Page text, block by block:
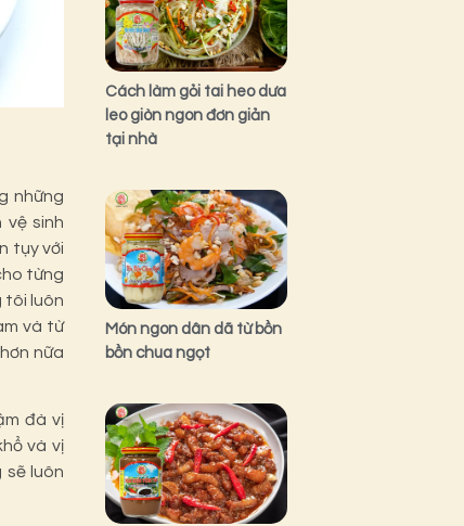
những
sinh
tụy với
từng
tôi luôn
và từ
nữa
đà vị
và vị
sẽ luôn
Cách làm gỏi tai heo dưa
leo giòn ngon đơn giản
tại nhà
Món ngon dân dã từ bồn
bồn chua ngọt